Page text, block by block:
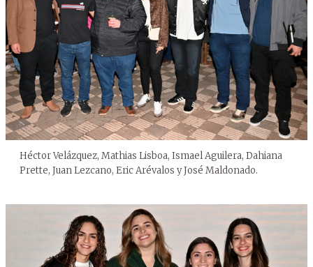
Héctor Velázquez, Mathias Lisboa, Ismael Aguilera, Dahiana
Prette, Juan Lezcano, Eric Arévalos y José Maldonado.